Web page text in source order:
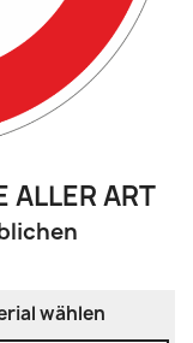
ALLER ART
wählen